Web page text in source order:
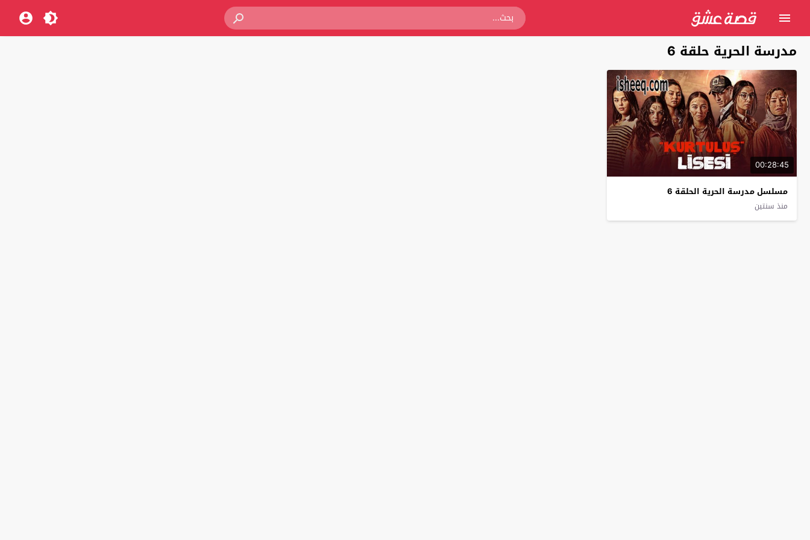
مدرسة الحرية حلقة 6
00:28:45
مسلسل مدرسة الحرية الحلقة 6
منذ سنتين